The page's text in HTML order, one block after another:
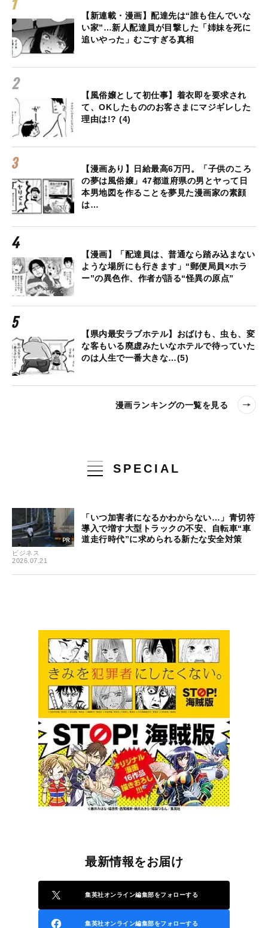
【新連載・漫画】配達先は“誰も住んでいな
い家”…新人配達員が目撃した「姉妹を死に
追いやった」むごすぎる真相
【風俗嬢として初仕事】着衣即を要求され
て、OKしたもののお客さまにマジギレした
理由は!? (4)
【漫画あり】日給最高6万円。「子供のころ
の夢は風俗嬢」47都道府県の男とヤって日
本男地図を作ることを夢見た漫画家の素顔
は…
【漫画】「配達員は、普通なら踏み込まない
ような場所にも行きます」“郵便局員×ホラ
ー”の異色作、作者が語る“怪異の原点”
【県内最安ラブホテル】おばけも、虫も、変
な客もいる廃虚みたいなホテルで待っていた
のは人生で一番大きな…(5)
漫画ランキングの一覧を見る
SPECIAL
ビジネス
2026.07.21
「いつ加害者になるかわからない…」青切符
導入で増す大型トラックの不安、自転車“車
道走行時代”に求められる新たな安全対策
最新情報をお届け
集英社オンライン編集部をフォローする
集英社オンライン編集部をフォローする